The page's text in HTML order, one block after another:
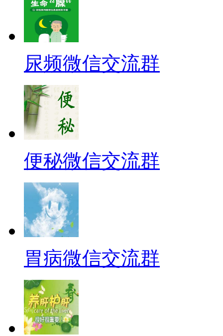
尿频微信交流群
便秘微信交流群
胃病微信交流群